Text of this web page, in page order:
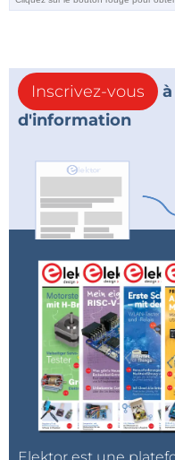
Inscrivez-vous
d'information